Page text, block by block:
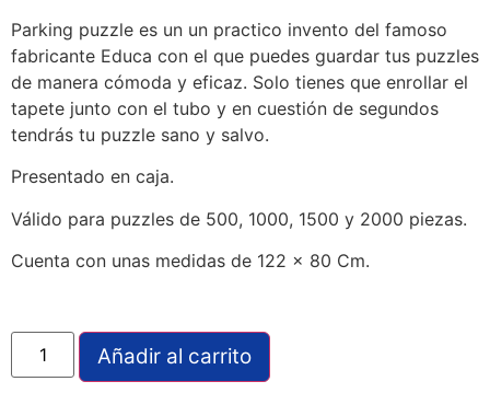
Parking puzzle es un un practico invento del famoso
fabricante Educa con el que puedes guardar tus puzzles
de manera cómoda y eficaz. Solo tienes que enrollar el
tapete junto con el tubo y en cuestión de segundos
tendrás tu puzzle sano y salvo.
Presentado en caja.
Válido para puzzles de 500, 1000, 1500 y 2000 piezas.
Cuenta con unas medidas de 122 x 80 Cm.
Añadir al carrito